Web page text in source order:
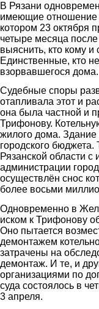
В Рязани
имеющие отношение
котором 23 октября
четыре месяца
выяснить, кто кому и
Единственные, кто
взорвавшегося дома.
Судебные споры
отапливала этот и
она была частной и
Трифонову.
жилого дома.
городского
Рязанской области
администрации
осуществлён снос
более восьми
Одновременно в
иском к Трифонову
Оно пытается
демонтажем
затрачены на
демонтаж. И те, и
организациями по
суда состоялось в
3 апреля.